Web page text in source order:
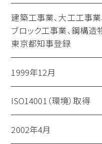
建築工事業、大工工事業
ブロック工事業、鋼構
東京都知事登録
1999年12月
ISO14001（環境）取得
2002年4月